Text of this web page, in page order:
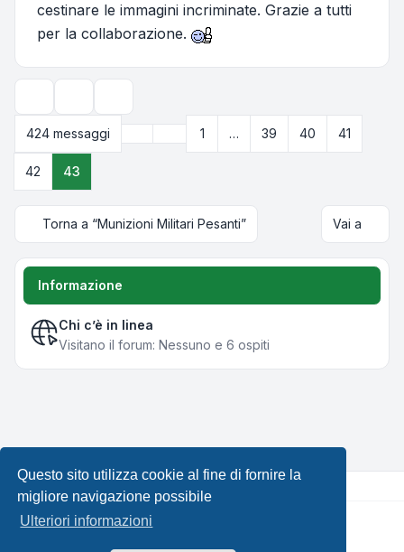
Questo sito utilizza cookie al fine di fornire la
migliore navigazione possibile
Ulteriori informazioni
cestinare le immagini incriminate. Grazie a tutti
per la collaborazione.
424 messaggi
Pagina43 di
Precedente
1 … 39 40 41
42 43
Torna a “Munizioni Militari Pesanti” Vai a
Informazione
Chi c’è in linea
Visitano il forum: Nessuno e 6 ospiti
Creato daphpBB® Forum Software © phpBB Limited •